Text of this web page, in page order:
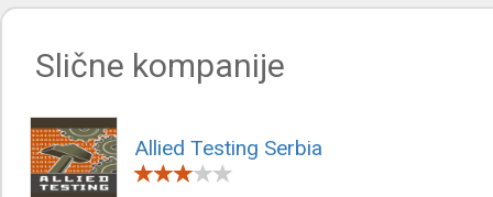
Slične kompanije
Allied Testing Serbia